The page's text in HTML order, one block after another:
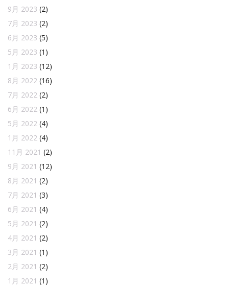
9月 2023 (2)
7月 2023 (2)
6月 2023 (5)
5月 2023 (1)
1月 2023 (12)
8月 2022 (16)
7月 2022 (2)
6月 2022 (1)
5月 2022 (4)
1月 2022 (4)
11月 2021 (2)
9月 2021 (12)
8月 2021 (2)
7月 2021 (3)
6月 2021 (4)
5月 2021 (2)
4月 2021 (2)
3月 2021 (1)
2月 2021 (2)
1月 2021 (1)